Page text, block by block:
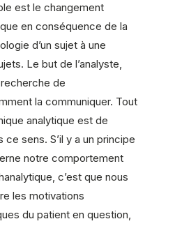
est le changement
en conséquence de la
d’un sujet à une
Le but de l’analyste,
de
la communiquer. Tout
analytique est de
sens. S’il y a un principe
notre comportement
c’est que nous
les motivations
du patient en question,